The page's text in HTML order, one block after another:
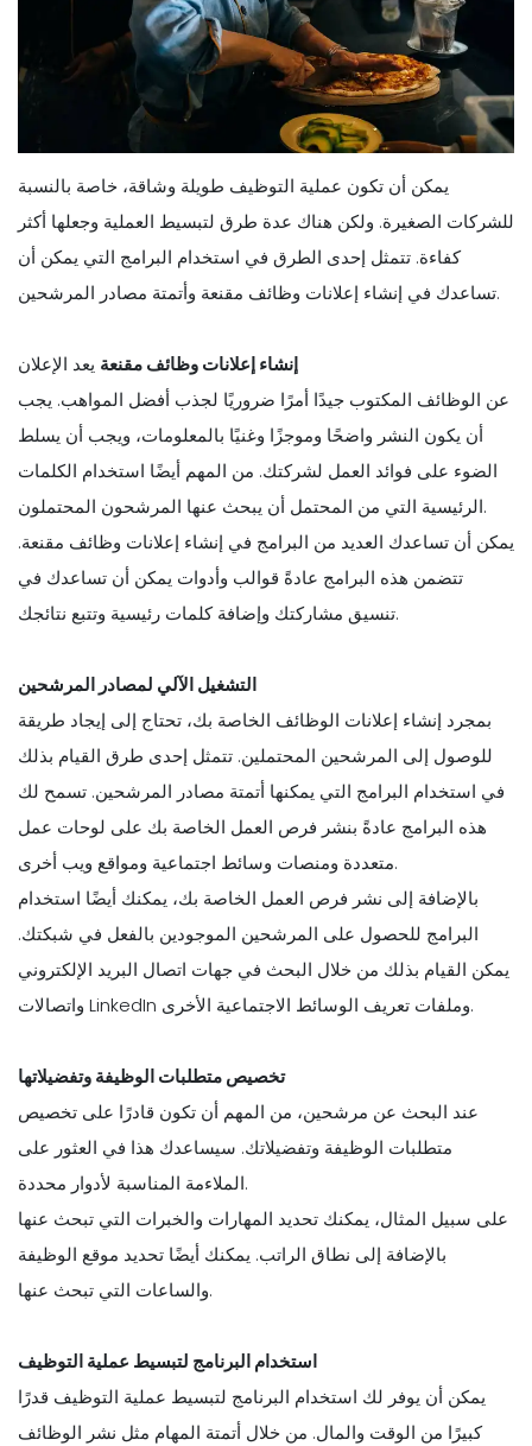
يمكن أن تكون عملية التوظيف طويلة وشاقة، خاصة بالنسبة
للشركات الصغيرة. ولكن هناك عدة طرق لتبسيط العملية وجعلها أكثر
كفاءة. تتمثل إحدى الطرق في استخدام البرامج التي يمكن أن
تساعدك في إنشاء إعلانات وظائف مقنعة وأتمتة مصادر المرشحين.
إنشاء إعلانات وظائف مقنعة يعد الإعلان
عن الوظائف المكتوب جيدًا أمرًا ضروريًا لجذب أفضل المواهب. يجب
أن يكون النشر واضحًا وموجزًا وغنيًا بالمعلومات، ويجب أن يسلط
الضوء على فوائد العمل لشركتك. من المهم أيضًا استخدام الكلمات
الرئيسية التي من المحتمل أن يبحث عنها المرشحون المحتملون.
يمكن أن تساعدك العديد من البرامج في إنشاء إعلانات وظائف مقنعة.
تتضمن هذه البرامج عادةً قوالب وأدوات يمكن أن تساعدك في
تنسيق مشاركتك وإضافة كلمات رئيسية وتتبع نتائجك.
التشغيل الآلي لمصادر المرشحين
بمجرد إنشاء إعلانات الوظائف الخاصة بك، تحتاج إلى إيجاد طريقة
للوصول إلى المرشحين المحتملين. تتمثل إحدى طرق القيام بذلك
في استخدام البرامج التي يمكنها أتمتة مصادر المرشحين. تسمح لك
هذه البرامج عادةً بنشر فرص العمل الخاصة بك على لوحات عمل
متعددة ومنصات وسائط اجتماعية ومواقع ويب أخرى.
بالإضافة إلى نشر فرص العمل الخاصة بك، يمكنك أيضًا استخدام
البرامج للحصول على المرشحين الموجودين بالفعل في شبكتك.
يمكن القيام بذلك من خلال البحث في جهات اتصال البريد الإلكتروني
واتصالات LinkedIn وملفات تعريف الوسائط الاجتماعية الأخرى.
تخصيص متطلبات الوظيفة وتفضيلاتها
عند البحث عن مرشحين، من المهم أن تكون قادرًا على تخصيص
متطلبات الوظيفة وتفضيلاتك. سيساعدك هذا في العثور على
الملاءمة المناسبة لأدوار محددة.
على سبيل المثال، يمكنك تحديد المهارات والخبرات التي تبحث عنها
بالإضافة إلى نطاق الراتب. يمكنك أيضًا تحديد موقع الوظيفة
والساعات التي تبحث عنها.
استخدام البرنامج لتبسيط عملية التوظيف
يمكن أن يوفر لك استخدام البرنامج لتبسيط عملية التوظيف قدرًا
كبيرًا من الوقت والمال. من خلال أتمتة المهام مثل نشر الوظائف